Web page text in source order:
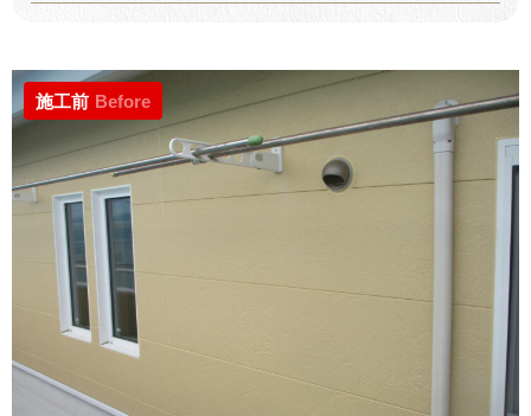
施工前 Before